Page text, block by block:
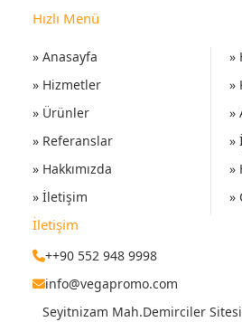
Hızlı Menü
» Anasayfa
» Hizmetler
» Ürünler
» Referanslar
» Hakkımızda
» İletişim
»
»
»
»
»
»
İletişim
++90 552 948 9998
info@vegapromo.com
Seyitnizam Mah.Demirciler